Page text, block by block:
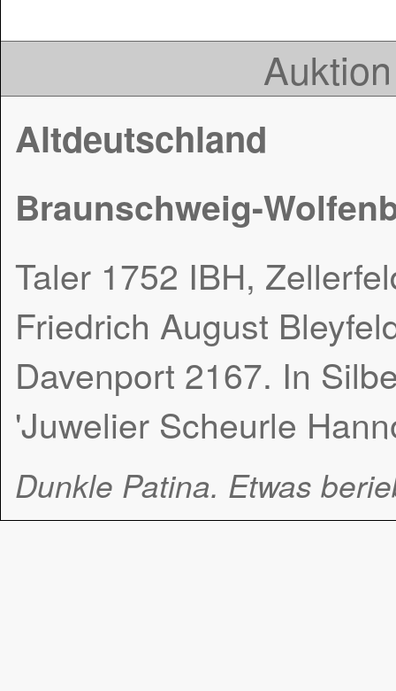
Altdeutschland
Braunschweig-
Taler 1752 IBH,
Friedrich August
Davenport 2167. In
'Juwelier Scheurle
Dunkle Patina. Etwas